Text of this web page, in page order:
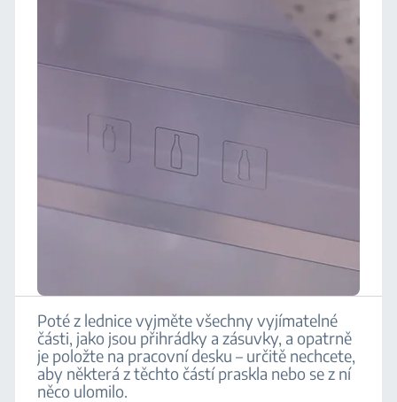
Poté z lednice vyjměte všechny vyjímatelné
části, jako jsou přihrádky a zásuvky, a opatrně
je položte na pracovní desku – určitě nechcete,
aby některá z těchto částí praskla nebo se z ní
něco ulomilo.‌‌